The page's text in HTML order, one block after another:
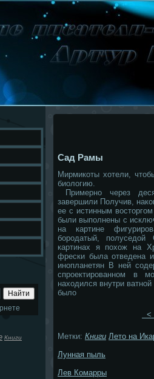
Книги
Сад Рамы
Мирмикоты хотели,
биологию.
Примерно через
завершили Получив,
ее с истинным
были выполнены с
на картине
бородатый,
картинах я похож на
фрески была отведена
инопланетян В ней
спроектированном в
находился внутри
было
<
Метки: Книги Лето на
Лунная пыль
Лев Комарры